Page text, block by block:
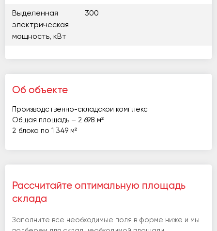
Выделенная
электрическая
мощность, кВт
300
Об объекте
Производственно-складской комплекс
Общая площадь – 2 698 м²
2 блока по 1 349 м²
Рассчитайте оптимальную площадь
склада
Заполните все необходимые поля в форме ниже и мы